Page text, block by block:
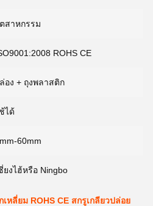
สาหกรรม
ROHS CE
อง + ถุงพลาสติก
ได้
60mm
ยงไฮ้หรือ Ningbo
หลี่ยม ROHS CE สกรูเกลียวปล่อย